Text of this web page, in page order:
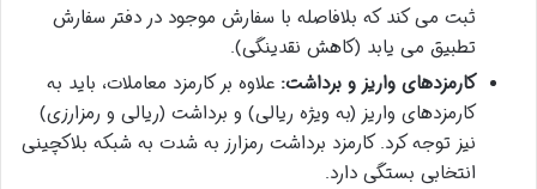
ثبت می کند که بلافاصله با سفارش موجود در دفتر سفارش
تطبیق می یابد (کاهش نقدینگی).
کارمزدهای واریز و برداشت: علاوه بر کارمزد معاملات، باید به
کارمزدهای واریز (به ویژه ریالی) و برداشت (ریالی و رمزارزی)
نیز توجه کرد. کارمزد برداشت رمزارز به شدت به شبکه بلاکچینی
انتخابی بستگی دارد.